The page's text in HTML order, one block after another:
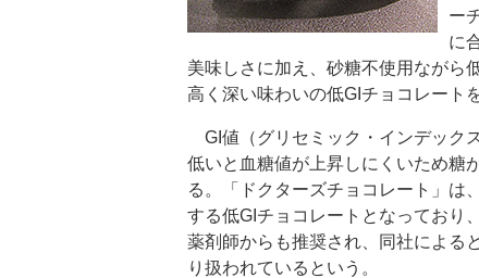
ー
に
美味しさに加え、砂糖不使用ながら
高く深い味わいの低GIチョコレート
GI値（グリセミック・インデック
低いと血糖値が上昇しにくいため糖
る。「ドクターズチョコレート」は
する低GIチョコレートとなっており
薬剤師からも推奨され、同社による
り扱われているという。